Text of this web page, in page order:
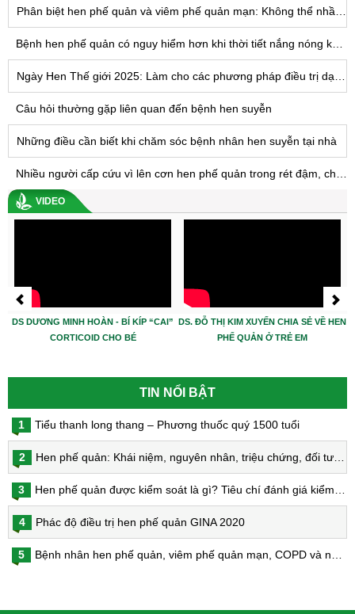
Câu hỏi thường gặp liên quan đến bệnh hen suyễn
Những điều cần biết khi chăm sóc bệnh nhân hen suyễn tại nhà
VIDEO
DS DƯƠNG MINH HOÀN - BÍ KÍP “CAI”
CORTICOID CHO BÉ
DS. ĐỖ THỊ KIM XUYẾN CHIA SẺ VỀ HEN
PHẾ QUẢN Ở TRẺ EM
TIN NỔI BẬT
1 Tiểu thanh long thang – Phương thuốc quý 1500 tuổi
2 Hen phế quản: Khái niệm, nguyên nhân, triệu chứng, đối tượng nguy cơ, phòng bệnh, chẩn đoán và điều trị hen phế quản
3 Hen phế quản được kiểm soát là gì? Tiêu chí đánh giá kiểm soát hen
4 Phác độ điều trị hen phế quản GINA 2020
5 Bệnh nhân hen phế quản, viêm phế quản mạn, COPD và nguy cơ nhiễm virus Corona